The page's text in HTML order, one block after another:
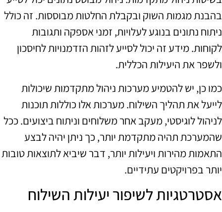
בהבנת מגמות השוק ובקבלת החלטות מבוססות. זה כולל
ניתוח נתונים בנוגע לעלויות, זמני אספקה ותגובות
לקוחות. מידע זה יכול לסייע לזהות הזדמנויות לחיסכון
ולשפר את היעילות הכללית.
כמו כן, יש להטמיע מערכות ניהול מתקדמות שיכולות
לייעל את תהליך השילוח. מערכות אלו כוללות תוכנות
לניהול לוגיסטי, מעקב אחר משלוחים וניתוח ביצועים. ככל
שהמערכת תהיה מתקדמת יותר, כך ניתן יהיה לבצע
התאמות מהירות ויעילות יותר, דבר שיביא לתוצאות טובות
יותר בפרויקטים עתידיים.
אסטרטגיות לשיפור יעילות השילוח